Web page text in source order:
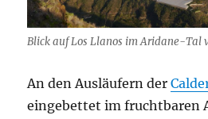
Blick auf Los Llanos im Aridane-Tal
An den Ausläufern der
eingebettet im fruchtbaren